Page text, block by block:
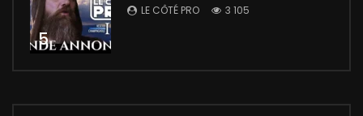
5
LE CÔTÉ PRO 3 105